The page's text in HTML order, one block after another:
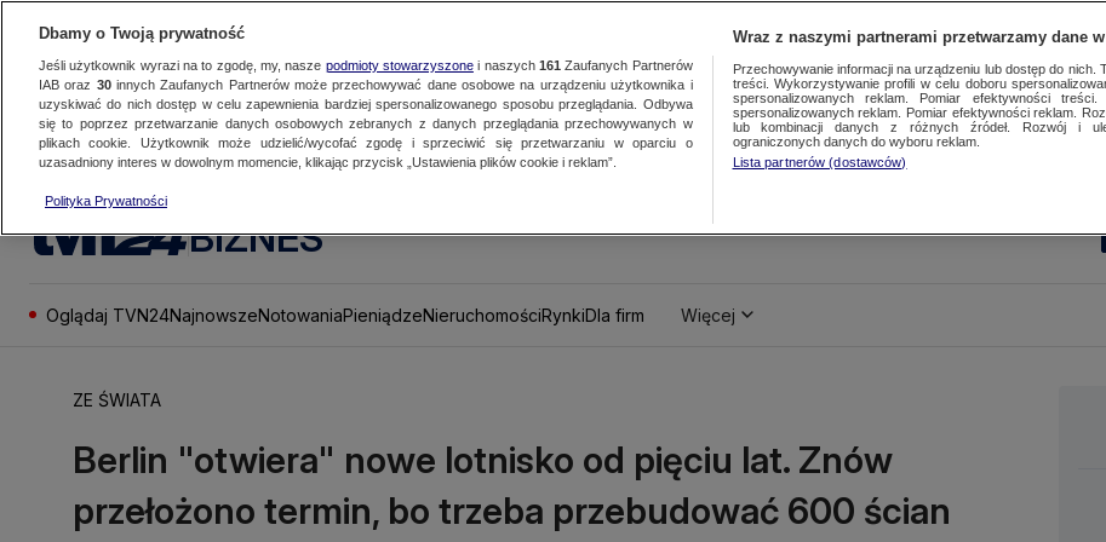
BIZNES
Oglądaj TVN24NajnowszeNotowaniaPieniądzeNieruchomościRynkiDla firm Więcej
ZE ŚWIATA
Berlin "otwiera" nowe lotnisko od pięciu lat. Znów
przełożono termin, bo trzeba przebudować 600 ścian
Dbamy o Twoją prywatność
Jeśli użytkownik wyrazi na to zgodę, my, nasze podmioty stowarzyszonei naszych 161 Zaufanych Partnerów
IAB oraz 30innych Zaufanych Partnerów może przechowywać dane osobowe na urządzeniu użytkownika i
uzyskiwać do nich dostęp w celu zapewnienia bardziej spersonalizowanego sposobu przeglądania. Odbywa
się to poprzez przetwarzanie danych osobowych zebranych z danych przeglądania przechowywanych w
plikach cookie. Użytkownik może udzielić/wycofać zgodę i sprzeciwić się przetwarzaniu w oparciu o
uzasadniony interes w dowolnym momencie, klikając przycisk „Ustawienia plików cookie i reklam”.
Polityka Prywatności
Wraz z naszymi partnerami przetwarzamy dane
Przechowywanie informacji na urządzeniu lub dostęp do nich.
treści. Wykorzystywanie profili w celu doboru
spersonalizowanych reklam. Pomiar efektywności
spersonalizowanych reklam. Pomiar efektywności reklam.
lub kombinacji danych z różnych źródeł. Rozwój i
ograniczonych danych do wyboru reklam.
Lista partnerów (dostawców)